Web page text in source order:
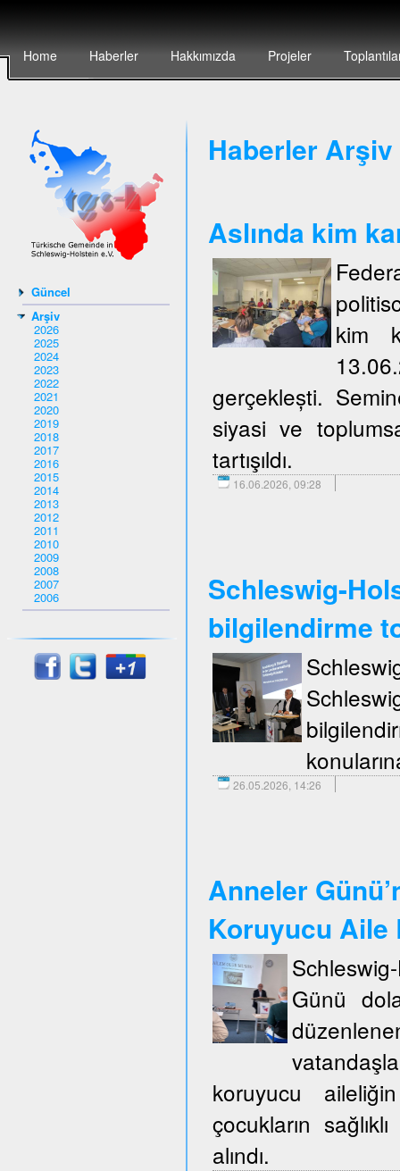
Home Haberler Hakkımızda Projeler
Güncel
Arşiv
2026
2025
2024
2023
2022
2021
2020
2019
2018
2017
2016
2015
2014
2013
2012
2011
2010
2009
2008
2007
2006
Haberler Arşiv
Aslında kim
kim
gerçeklești.
siyasi ve
tartışıldı.
16.06.2026, 09:28
Schleswig-
bilgilendirme
26.05.2026, 14:26
Anneler
Koruyucu Aile
Günü
koruyucu
çocukların
alındı.